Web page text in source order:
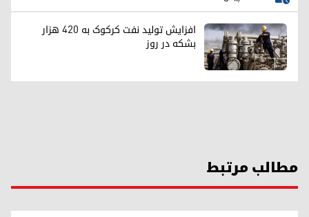
افزایش تولید نفت کرکوک به ۴۲۰ هزار
بشکه در روز
مطالب مرتبط